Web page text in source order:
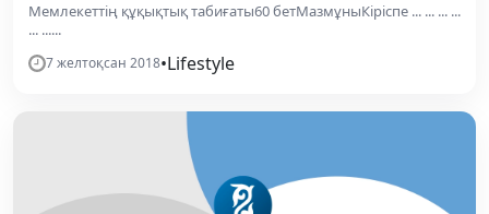
Мемлекеттің құқықтық табиғаты60 бетМазмұныКіріспе ... ... ... ...
... ......
7 желтоқсан 2018•Lifestyle